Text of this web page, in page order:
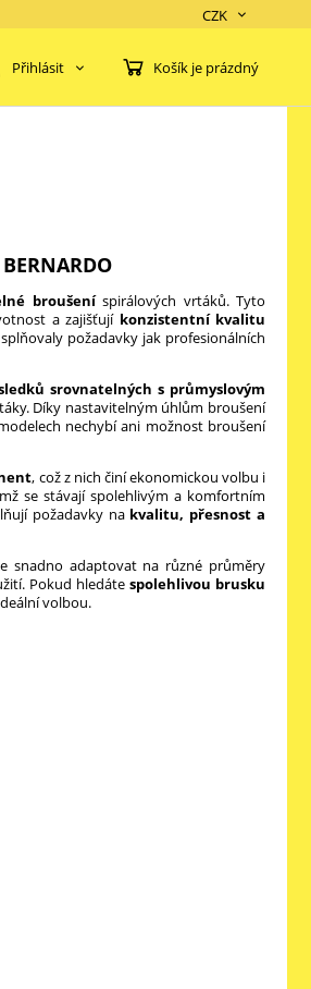
CZK
Přihlásit Košík je prázdný
broušeníspirálových vrtáků. Tyto
a zajišťují konzistentní kvalitu
požadavky jak profesionálních
srovnatelných s průmyslovým
Díky nastavitelným úhlům broušení
nechybí ani možnost broušení
, což z nich činí ekonomickou volbu i
se stávají spolehlivým a komfortním
požadavky na kvalitu, přesnost a
snadno adaptovat na různé průměry
Pokud hledáte spolehlivou brusku
volbou.